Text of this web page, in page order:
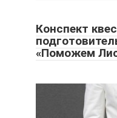
Конспект
«Поможем